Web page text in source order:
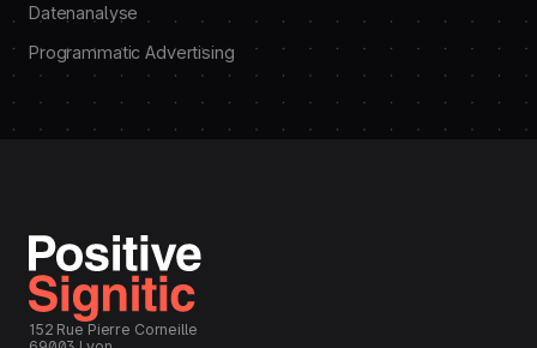
Datenanalyse
Programmatic Advertising
152 Rue Pierre Corneille